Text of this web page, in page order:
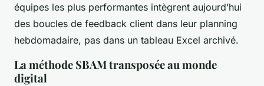
équipes les plus performantes intègrent aujourd’hui
des boucles de feedback client dans leur planning
hebdomadaire, pas dans un tableau Excel archivé.
La méthode SBAM transposée au monde
digital